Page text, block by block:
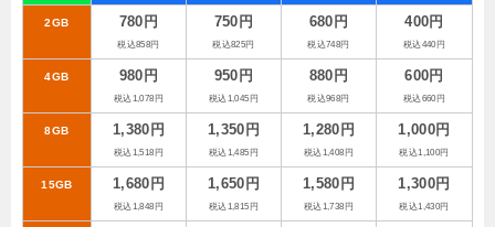
2GB 780円
税込858円
750円
税込825円
680円
税込748円
400円
税込440円
4GB 980円
税込1,078円
950円
税込1,045円
880円
税込968円
600円
税込660円
8GB 1,380円
税込1,518円
1,350円
税込1,485円
1,280円
税込1,408円
1,000円
税込1,100円
15GB 1,680円
税込1,848円
1,650円
税込1,815円
1,580円
税込1,738円
1,300円
税込1,430円